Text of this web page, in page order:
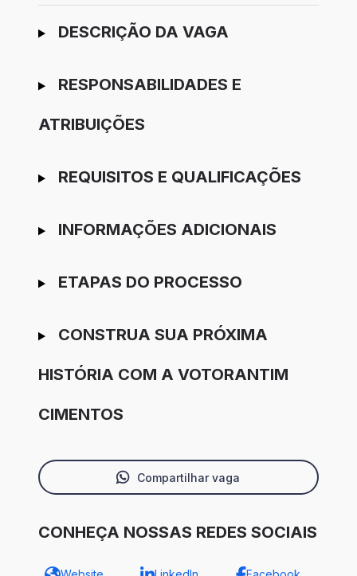
Ir para candidatura
DESCRIÇÃO DA VAGA
RESPONSABILIDADES E
ATRIBUIÇÕES
REQUISITOS E QUALIFICAÇÕES
INFORMAÇÕES ADICIONAIS
ETAPAS DO PROCESSO
CONSTRUA SUA PRÓXIMA
HISTÓRIA COM A VOTORANTIM
CIMENTOS
Compartilhar vaga
CONHEÇA NOSSAS REDES SOCIAIS